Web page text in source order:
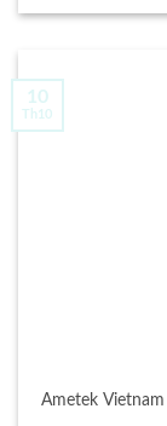
Ametek
10
Th10